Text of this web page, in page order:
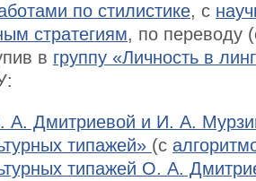
по стилистике, с
стратегиям, по переводу
в группу «Личность в
А. Дмитриевой и И. А.
типажей» (с
типажей О. А.